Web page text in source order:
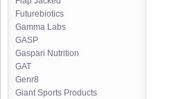
Futurebiotics
Gamma Labs
GASP
Gaspari Nutrition
GAT
Genr8
Giant Sports Products